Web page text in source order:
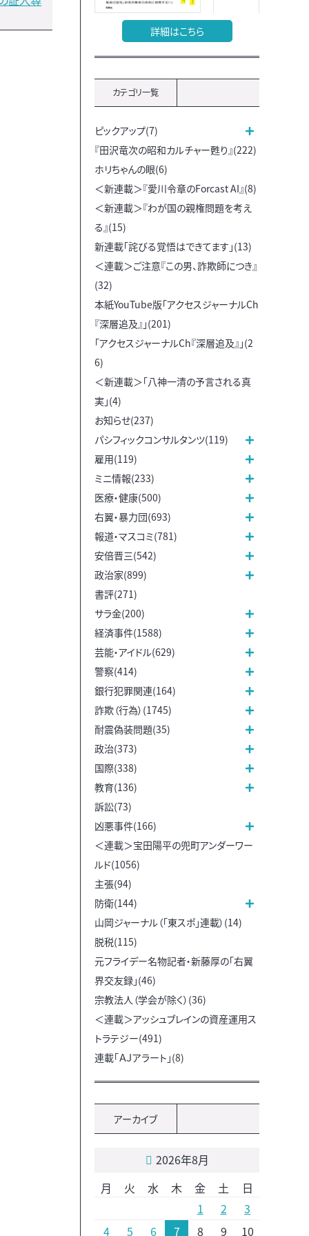
詳細はこちら
カテゴリ一覧
ピックアップ(7)
『田沢竜次の昭和カルチャー甦り』(222)
ホリちゃんの眼(6)
＜新連載＞『愛川令章のForcast AI』(8)
＜新連載＞『わが国の親権問題を考え
る』(15)
新連載「詫びる覚悟はできてます」(13)
＜連載＞ご注意『この男、詐欺師につき』
(32)
本紙YouTube版「アクセスジャーナルCh
『深層追及』」(201)
「アクセスジャーナルCh『深層追及』」(2
6)
＜新連載＞「八神一清の予言される真
実」(4)
お知らせ(237)
パシフィックコンサルタンツ(119)
雇用(119)
ミニ情報(233)
医療・健康(500)
右翼・暴力団(693)
報道・マスコミ(781)
安倍晋三(542)
政治家(899)
書評(271)
サラ金(200)
経済事件(1588)
芸能・アイドル(629)
警察(414)
銀行犯罪関連(164)
詐欺（行為）(1745)
耐震偽装問題(35)
政治(373)
国際(338)
教育(136)
訴訟(73)
凶悪事件(166)
＜連載＞宝田陽平の兜町アンダーワー
ルド(1056)
主張(94)
防衛(144)
山岡ジャーナル（「東スポ」連載）(14)
脱税(115)
元フライデー名物記者・新藤厚の「右翼
界交友録」(46)
宗教法人（学会が除く）(36)
＜連載＞アッシュブレインの資産運用ス
トラテジー(491)
連載「ＡＪアラート」(8)
アーカイブ
2026年8月
月
火 水 木 金 土
日
1
2
3
4
5 6 7 8 9 10